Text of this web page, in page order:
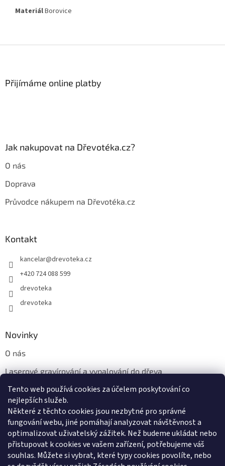
Tento web používá cookies za účelem poskytování co
nejlepších služeb.
Některé z těchto cookies jsou nezbytné pro správné
fungování webu, jiné pomáhají analyzovat návštěvnost a
optimalizovat uživatelský zážitek. Než budeme ukládat nebo
přistupovat k cookies ve vašem zařízení, potřebujeme váš
souhlas. Můžete si vybrat, které typy cookies povolíte, nebo
MateriálBorovice
Přijímáme online platby
Jak nakupovat na Dřevotéka.cz?
O nás
Doprava
Průvodce nákupem na Dřevotéka.cz
Kontakt
kancelar@drevoteka.cz
+420 724 088 599
drevoteka
drevoteka
Novinky
O nás
Laserové gravírování a vypalování do dřeva
Proč jíst z přírodních dřevěných talířů: Ekologická a Stylová
Volba